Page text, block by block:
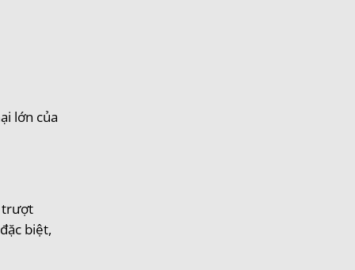
lớn của
trượt
biệt,